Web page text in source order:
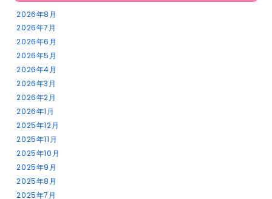
2026年8月
2026年7月
2026年6月
2026年5月
2026年4月
2026年3月
2026年2月
2026年1月
2025年12月
2025年11月
2025年10月
2025年9月
2025年8月
2025年7月